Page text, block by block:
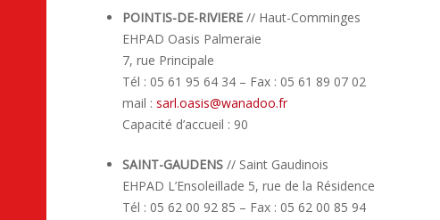
POINTIS-DE-RIVIERE // Haut-Comminges
EHPAD Oasis Palmeraie
7, rue Principale
Tél : 05 61 95 64 34 – Fax : 05 61 89 07 02
mail : sarl.oasis@wanadoo.fr
Capacité d’accueil : 90
SAINT-GAUDENS // Saint Gaudinois
EHPAD L’Ensoleillade 5, rue de la Résidence
Tél : 05 62 00 92 85 – Fax : 05 62 00 85 94